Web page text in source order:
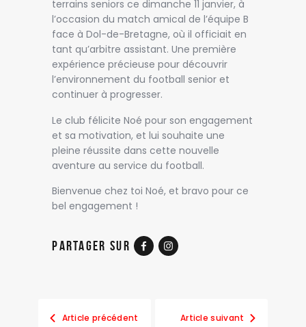
terrains seniors ce dimanche 11 janvier, à
l’occasion du match amical de l’équipe B
face à Dol-de-Bretagne, où il officiait en
tant qu’arbitre assistant. Une première
expérience précieuse pour découvrir
l’environnement du football senior et
continuer à progresser.
Le club félicite Noé pour son engagement
et sa motivation, et lui souhaite une
pleine réussite dans cette nouvelle
aventure au service du football.
Bienvenue chez toi Noé, et bravo pour ce
bel engagement !
Partager sur
Article précédent Article suivant